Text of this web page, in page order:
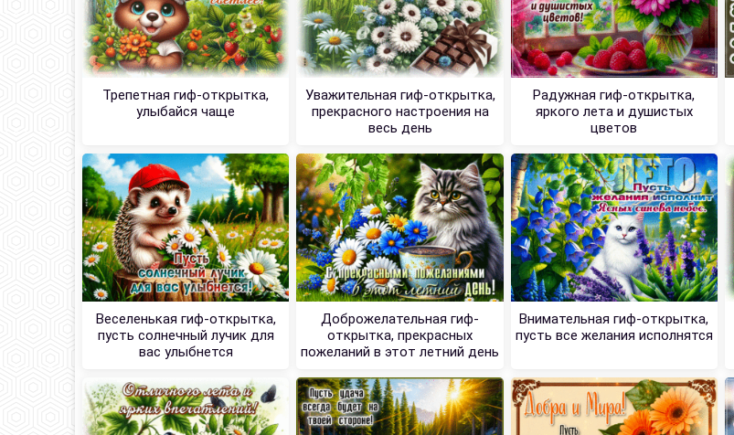
Трепетная гиф-открытка,
улыбайся чаще
Уважительная гиф-открытка,
прекрасного настроения на
весь день
Радужная гиф-открытка,
яркого лета и душистых
цветов
Веселенькая гиф-открытка,
пусть солнечный лучик для
вас улыбнется
Доброжелательная гиф-
открытка, прекрасных
пожеланий в этот летний день
Внимательная гиф-открытка,
пусть все желания исполнятся